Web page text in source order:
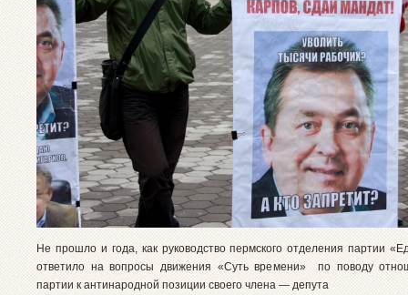
Не прошло и года, как руководство пермского отделения партии
ответило на вопросы движения «Суть времени» по поводу
партии к антинародной позиции своего члена — депута